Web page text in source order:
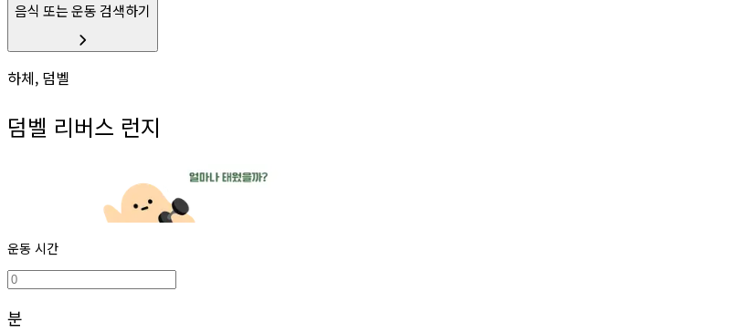
음식 또는 운동 검색하기
하체, 덤벨
덤벨 리버스 런지
운동 시간
분